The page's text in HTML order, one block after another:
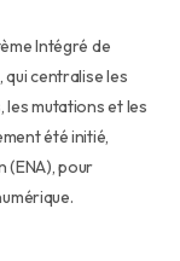
Intégré de
centralise les
mutations et les
été initié,
(ENA), pour